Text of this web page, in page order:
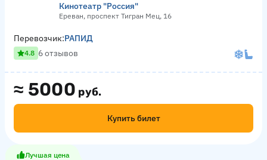
Кинотеатр "Россия"
Ереван, проспект Тигран Мец, 16
≈ 5000 руб.
Купить билет
Перевозчик:РАПИД
4.8 6 отзывов
Лучшая цена